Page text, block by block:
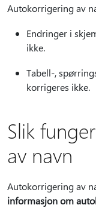
Autokorrigering av
Endringer i
ikke.
Tabell-,
korrigeres ikke.
Slik
av navn
Autokorrigering av
informasjon om